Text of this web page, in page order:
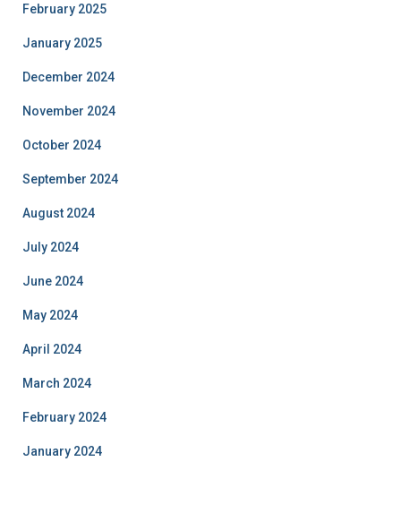
February 2025
January 2025
December 2024
November 2024
October 2024
September 2024
August 2024
July 2024
June 2024
May 2024
April 2024
March 2024
February 2024
January 2024